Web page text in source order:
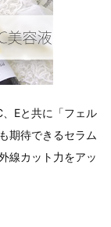
Eと共に「フェル
期待できるセラム
線カット力をアッ